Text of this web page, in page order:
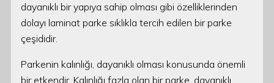
dayanıklı bir yapıya sahip olması gibi özelliklerinden
dolayı laminat parke sıklıkla tercih edilen bir parke
çeşididir.
Parkenin kalınlığı, dayanıklı olması konusunda önemli
bir etkendir. Kalınlığı fazla olan bir parke, dayanıklı